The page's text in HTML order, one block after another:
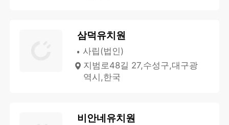
삼덕유치원
사립(법인)
지범로48길 27,수성구,대구광
역시,한국
비안네유치원